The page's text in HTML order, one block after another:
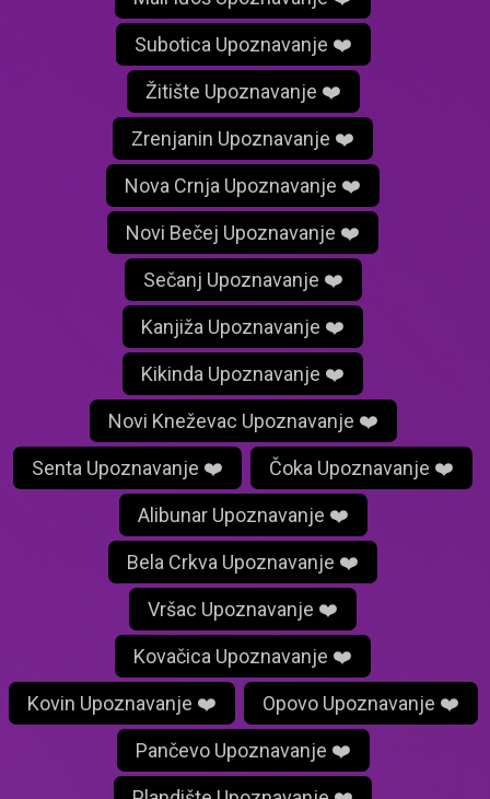
Subotica Upoznavanje ❤️
Žitište Upoznavanje ❤️
Zrenjanin Upoznavanje ❤️
Nova Crnja Upoznavanje ❤️
Novi Bečej Upoznavanje ❤️
Sečanj Upoznavanje ❤️
Kanjiža Upoznavanje ❤️
Kikinda Upoznavanje ❤️
Novi Kneževac Upoznavanje ❤️
Senta Upoznavanje ❤️ Čoka Upoznavanje ❤️
Alibunar Upoznavanje ❤️
Bela Crkva Upoznavanje ❤️
Vršac Upoznavanje ❤️
Kovačica Upoznavanje ❤️
Kovin Upoznavanje ❤️ Opovo Upoznavanje ❤️
Pančevo Upoznavanje ❤️